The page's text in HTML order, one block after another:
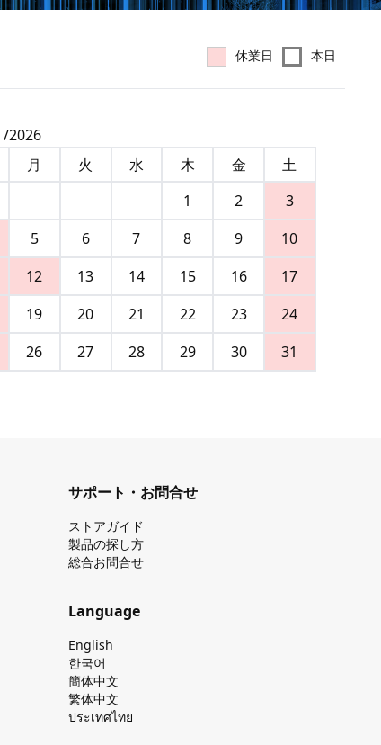
休業日 本日
/2026
月 火 水 木 金
土
1
2
3
5 6 7 8 9
10
12 13 14 15 16
17
19 20 21 22 23
24
26 27 28 29 30 31
サポート・お問合せ
ストアガイド
製品の探し⽅
総合お問合せ
Language
English
한국어
簡体中文
繁体中文
ประเทศไทย